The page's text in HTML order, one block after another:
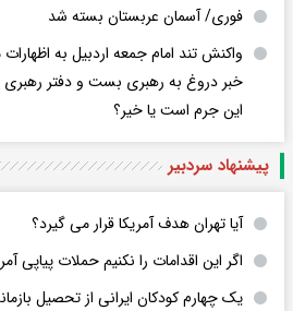
فوری/ آسمان عربستان بسته شد
واکنش تند امام جمعه اردبیل به
خبر دروغ به رهبری بست و دفتر رهبری
این جرم است یا خیر؟
پیشنهاد سردبیر
آیا تهران هدف آمریکا قرار می گیرد؟
اگر این اقدامات را نکنیم حملات پیاپی
یک چهارم کودکان ایرانی از تحصیل